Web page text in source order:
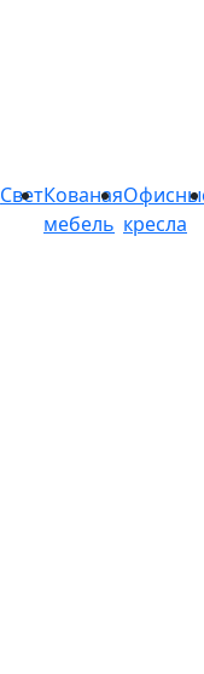
СветКованая
мебель кресла